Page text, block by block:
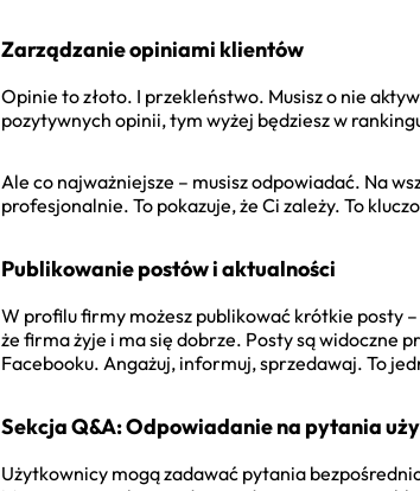
Zarządzanie opiniami klientów
Opinie to złoto. I przekleństwo. Musisz o nie
pozytywnych opinii, tym wyżej będziesz w
Ale co najważniejsze – musisz odpowiadać. Na
profesjonalnie. To pokazuje, że Ci zależy. To
Publikowanie postów i aktualności
W profilu firmy możesz publikować krótkie posty
że firma żyje i ma się dobrze. Posty są widoczne
Facebooku. Angażuj, informuj, sprzedawaj. To
Sekcja Q&A: Odpowiadanie na pytania
Użytkownicy mogą zadawać pytania